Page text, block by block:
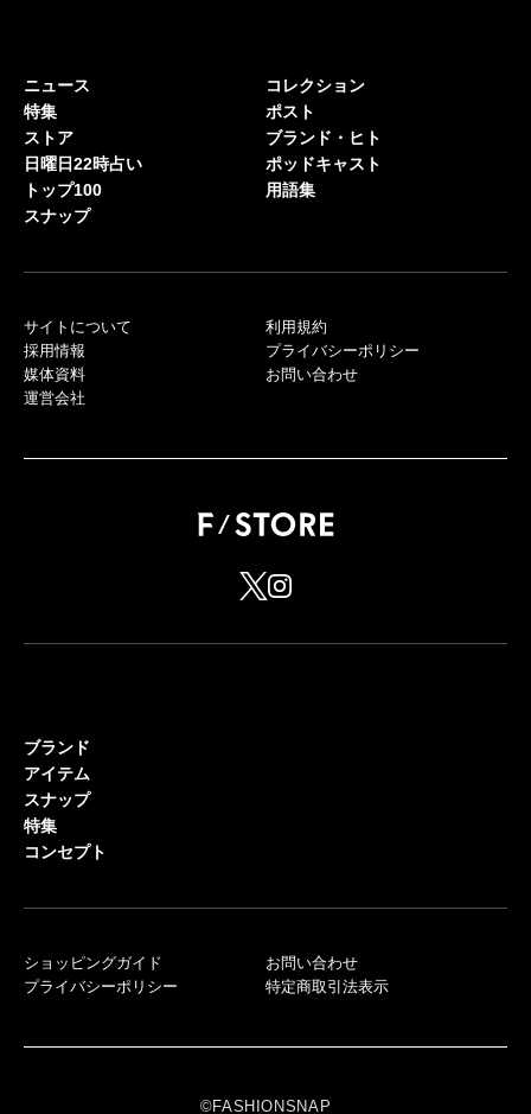
ニュース
特集
ストア
日曜日22時占い
トップ100
スナップ
コレクション
ポスト
ブランド・ヒト
ポッドキャスト
用語集
サイトについて
採用情報
媒体資料
運営会社
利用規約
プライバシーポリシー
お問い合わせ
ブランド
アイテム
スナップ
特集
コンセプト
ショッピングガイド
プライバシーポリシー
お問い合わせ
特定商取引法表示
©FASHIONSNAP